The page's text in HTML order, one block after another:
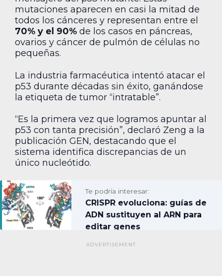
mutaciones aparecen en casi la mitad de
todos los cánceres y representan entre el
70% y el 90% de los casos en páncreas,
ovarios y cáncer de pulmón de células no
pequeñas.
La industria farmacéutica intentó atacar el
p53 durante décadas sin éxito, ganándose
la etiqueta de tumor “intratable”.
“Es la primera vez que logramos apuntar al
p53 con tanta precisión”, declaró Zeng a la
publicación GEN, destacando que el
sistema identifica discrepancias de un
único nucleótido.
Te podría interesar:
CRISPR evoluciona: guías de
ADN sustituyen al ARN para
editar genes